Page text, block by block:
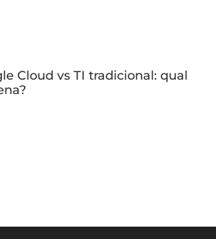
Cloud vs TI tradicional: qual